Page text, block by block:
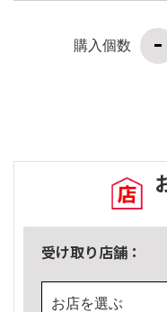
購入個数
受け取り店舗：
お店を選ぶ